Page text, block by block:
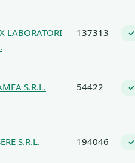
LABORATORI
137313 ✓
S.R.L. 54422 ✓
S.R.L. 194046 ✓